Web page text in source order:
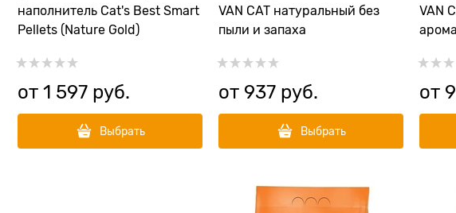
наполнитель Cat's Best Smart
Pellets (Nature Gold)
от 1 597 руб.
Выбрать
VAN CAT натуральный без
пыли и запаха
от 937 руб.
Выбрать
VAN
от